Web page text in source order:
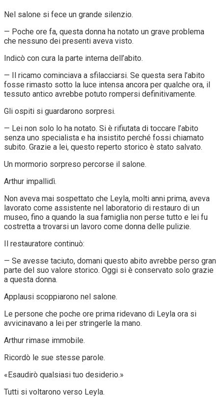
Nel salone si fece un grande silenzio.
— Poche ore fa, questa donna ha notato un grave problema
che nessuno dei presenti aveva visto.
Indicò con cura la parte interna dell’abito.
— Il ricamo cominciava a sfilacciarsi. Se questa sera l’abito
fosse rimasto sotto la luce intensa ancora per qualche ora, il
tessuto antico avrebbe potuto rompersi definitivamente.
Gli ospiti si guardarono sorpresi.
— Lei non solo lo ha notato. Si è rifiutata di toccare l’abito
senza uno specialista e ha insistito perché fossi chiamato
subito. Grazie a lei, questo reperto storico è stato salvato.
Un mormorio sorpreso percorse il salone.
Arthur impallidì.
Non aveva mai sospettato che Leyla, molti anni prima, aveva
lavorato come assistente nel laboratorio di restauro di un
museo, fino a quando la sua famiglia non perse tutto e lei fu
costretta a trovarsi un lavoro come donna delle pulizie.
Il restauratore continuò:
— Se avesse taciuto, domani questo abito avrebbe perso gran
parte del suo valore storico. Oggi si è conservato solo grazie
a questa donna.
Applausi scoppiarono nel salone.
Le persone che poche ore prima ridevano di Leyla ora si
avvicinavano a lei per stringerle la mano.
Arthur rimase immobile.
Ricordò le sue stesse parole.
«Esaudirò qualsiasi tuo desiderio.»
Tutti si voltarono verso Leyla.